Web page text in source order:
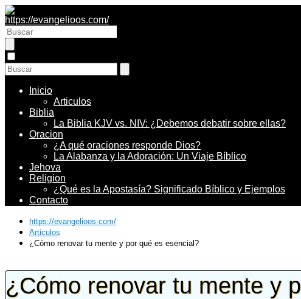
Inicio
Articulos
Biblia
La Biblia KJV vs. NIV: ¿Debemos debatir sobre ellas?
Oracion
¿A qué oraciones responde Dios?
La Alabanza y la Adoración: Un Viaje Bíblico
Jehova
Religion
¿Qué es la Apostasía? Significado Bíblico y Ejemplos
Contacto
https://evangelioos.com/
Articulos
¿Cómo renovar tu mente y por qué es esencial?
¿Cómo renovar tu mente y